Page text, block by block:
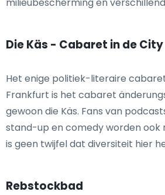
milieubescherming en
Die Käs - Cabaret in de City
Het enige politiek-literaire
Frankfurt is het cabaret
gewoon die Käs. Fans van
stand-up en comedy worden ook
is geen twijfel dat diversiteit hier
Rebstockbad